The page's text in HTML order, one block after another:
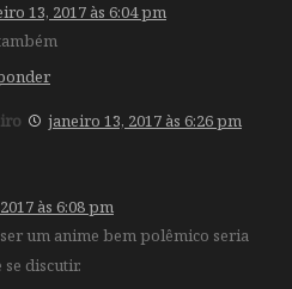
13, 2017 às 6:04 pm
janeiro 13, 2017 às 6:26 pm
às 6:08 pm
um anime bem polêmico seria
discutir.